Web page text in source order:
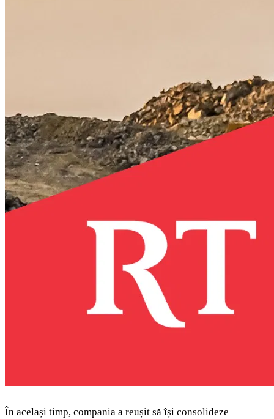
În același timp, compania a reușit să își consolideze